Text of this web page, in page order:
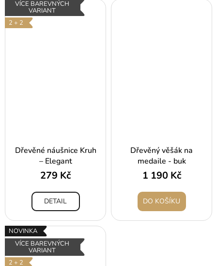
VÍCE BAREVNÝCH
VARIANT
2 + 2
Dřevěné náušnice Kruh
– Elegant
279 Kč
DETAIL
Dřevěný věšák na
medaile - buk
1 190 Kč
DO KOŠÍKU
NOVINKA
VÍCE BAREVNÝCH
VARIANT
2 + 2